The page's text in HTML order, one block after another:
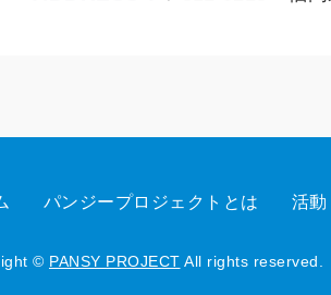
パンジープロジェクトとは 活動
© PANSY PROJECT All rights reserved.